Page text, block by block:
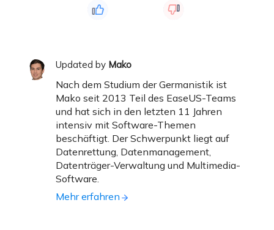
Updated by Mako
Nach dem Studium der Germanistik ist
Mako seit 2013 Teil des EaseUS-Teams
und hat sich in den letzten 11 Jahren
intensiv mit Software-Themen
beschäftigt. Der Schwerpunkt liegt auf
Datenrettung, Datenmanagement,
Datenträger-Verwaltung und Multimedia-
Software.
Mehr erfahren